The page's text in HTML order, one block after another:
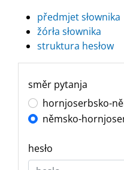
předmjet słownika
žórła słownika
struktura hesłow
směr pytanja
hornjoserbsko-
němsko-
hesło